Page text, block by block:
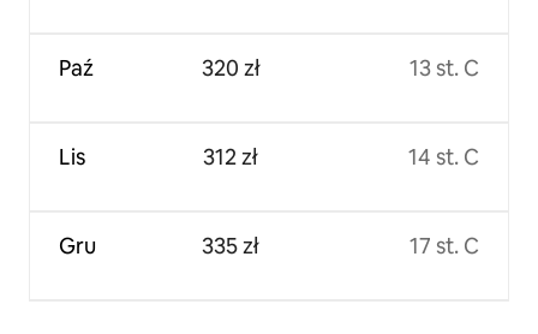
Paź
Lis
Gru
320 zł
312 zł
335 zł
13 st. C
14 st. C
17 st. C